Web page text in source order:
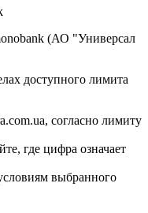
(АО "Универсал
доступного лимита
согласно лимиту
где цифра означает
выбранного